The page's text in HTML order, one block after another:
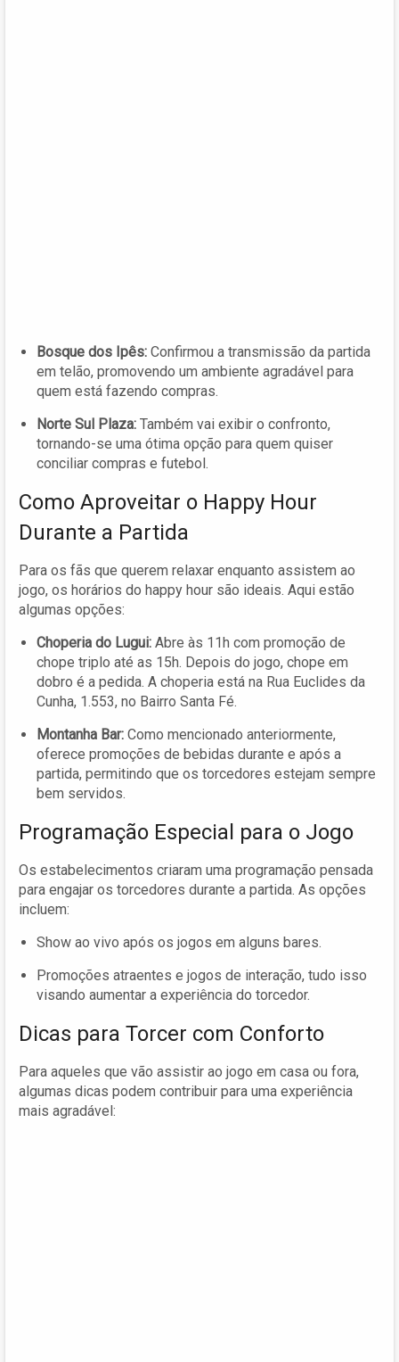
Bosque dos Ipês: Confirmou a transmissão da partida
em telão, promovendo um ambiente agradável para
quem está fazendo compras.
Norte Sul Plaza: Também vai exibir o confronto,
tornando-se uma ótima opção para quem quiser
conciliar compras e futebol.
Como Aproveitar o Happy Hour
Durante a Partida
Para os fãs que querem relaxar enquanto assistem ao
jogo, os horários do happy hour são ideais. Aqui estão
algumas opções:
Choperia do Lugui: Abre às 11h com promoção de
chope triplo até as 15h. Depois do jogo, chope em
dobro é a pedida. A choperia está na Rua Euclides da
Cunha, 1.553, no Bairro Santa Fé.
Montanha Bar: Como mencionado anteriormente,
oferece promoções de bebidas durante e após a
partida, permitindo que os torcedores estejam sempre
bem servidos.
Programação Especial para o Jogo
Os estabelecimentos criaram uma programação pensada
para engajar os torcedores durante a partida. As opções
incluem:
Show ao vivo após os jogos em alguns bares.
Promoções atraentes e jogos de interação, tudo isso
visando aumentar a experiência do torcedor.
Dicas para Torcer com Conforto
Para aqueles que vão assistir ao jogo em casa ou fora,
algumas dicas podem contribuir para uma experiência
mais agradável: